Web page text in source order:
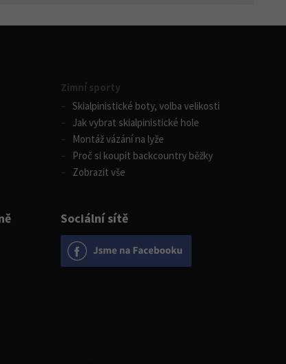
Sociální sítě
Zimní sporty
Skialpinistické boty, volba velikosti
Jak vybrat skialpinistické hole
Montáž vázání na lyže
Proč si koupit backcountry běžky
Zobrazit vše